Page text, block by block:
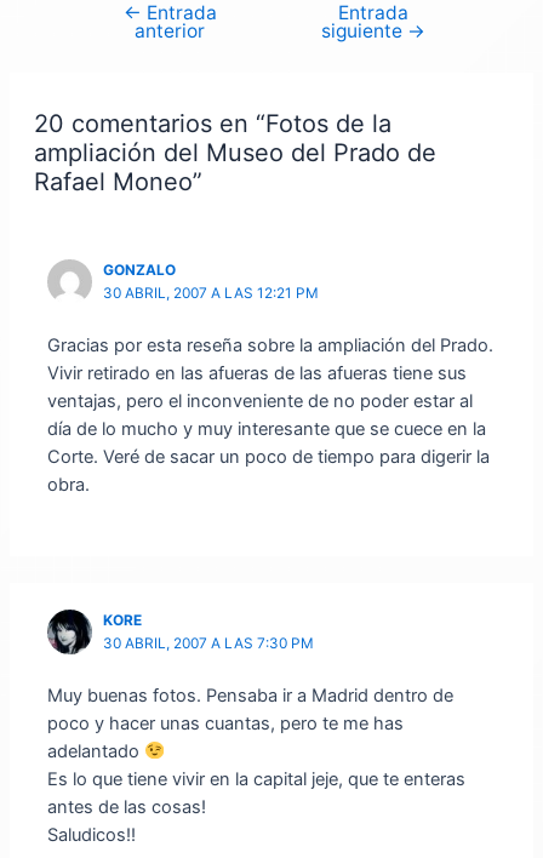
Navegación
← Entrada
anterior
Entrada
siguiente →
20 comentarios en “Fotos de la
ampliación del Museo del Prado de
Rafael Moneo”
GONZALO
30 ABRIL, 2007 A LAS 12:21 PM
Gracias por esta reseña sobre la ampliación del Prado.
Vivir retirado en las afueras de las afueras tiene sus
ventajas, pero el inconveniente de no poder estar al
día de lo mucho y muy interesante que se cuece en la
Corte. Veré de sacar un poco de tiempo para digerir la
obra.
KORE
30 ABRIL, 2007 A LAS 7:30 PM
Muy buenas fotos. Pensaba ir a Madrid dentro de
poco y hacer unas cuantas, pero te me has
adelantado
Es lo que tiene vivir en la capital jeje, que te enteras
antes de las cosas!
Saludicos!!